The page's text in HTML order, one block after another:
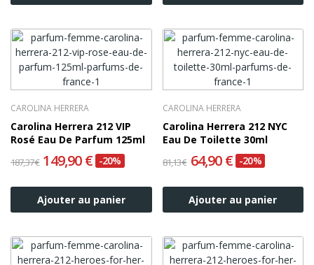
CAROLINA HERRERA
Carolina Herrera 212 VIP
Rosé Eau De Parfum 125ml
187,37 € 149,90 € -20%
Ajouter au panier
CAROLINA HERRERA
Carolina Herrera 212 NYC
Eau De Toilette 30ml
81,13 € 64,90 € -20%
Ajouter au panier